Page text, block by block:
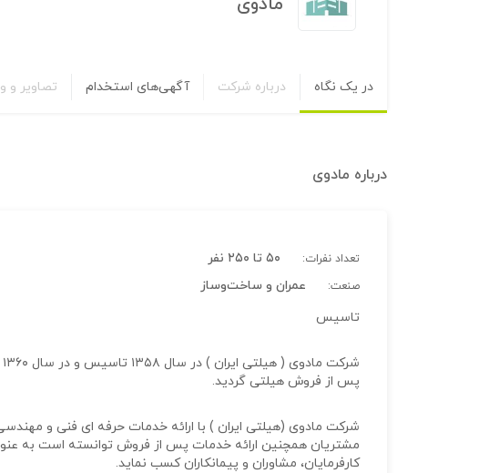
در یک نگاه درباره شرکت آگهی‌های استخدام تصاویر و
درباره مادوی
تعداد نفرات: ۵۰ تا ۲۵۰ نفر
صنعت:
عمران و ساخت‌وساز
تاسیس
پس از فروش هیلتی گردید.
شرکت مادوی (هیلتی ایران ) با ارائه خدمات حرفه ای فنی و
مشتریان همچنین ارائه خدمات پس از فروش توانسته است به
کارفرمایان، مشاوران و پیمانکاران کسب نماید.